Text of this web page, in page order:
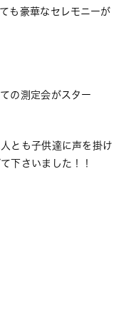
も豪華なセレモニーが
の測定会がスター
とも子供達に声を掛け
下さいました！！